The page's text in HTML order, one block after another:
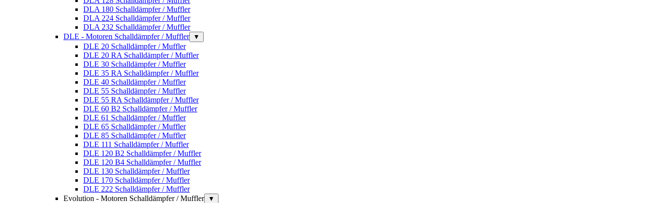
DLA 180 Schalldämpfer / Muffler
DLA 224 Schalldämpfer / Muffler
DLA 232 Schalldämpfer / Muffler
DLE - Motoren Schalldämpfer / Muffler
▼
DLE 20 Schalldämpfer / Muffler
DLE 20 RA Schalldämpfer / Muffler
DLE 30 Schalldämpfer / Muffler
DLE 35 RA Schalldämpfer / Muffler
DLE 40 Schalldämpfer / Muffler
DLE 55 Schalldämpfer / Muffler
DLE 55 RA Schalldämpfer / Muffler
DLE 60 B2 Schalldämpfer / Muffler
DLE 61 Schalldämpfer / Muffler
DLE 65 Schalldämpfer / Muffler
DLE 85 Schalldämpfer / Muffler
DLE 111 Schalldämpfer / Muffler
DLE 120 B2 Schalldämpfer / Muffler
DLE 120 B4 Schalldämpfer / Muffler
DLE 130 Schalldämpfer / Muffler
DLE 170 Schalldämpfer / Muffler
DLE 222 Schalldämpfer / Muffler
Evolution - Motoren Schalldämpfer / Muffler
▼